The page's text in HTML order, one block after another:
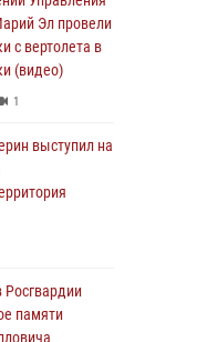
90
месяц
памяти
Эл провели
с вертолета в
(видео)
1
выступил на
памяти